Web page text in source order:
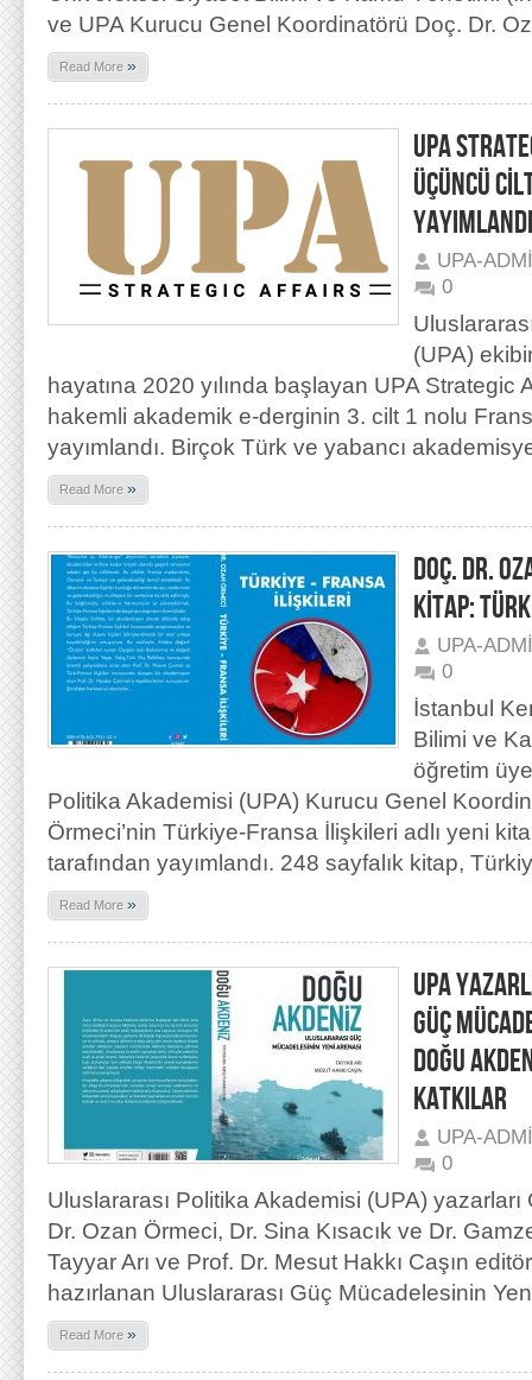
ve UPA Kurucu Genel Koordinatörü Doç. Dr.
Read More »
UPA
ÜÇÜNCÜ
YAYIMLANDI
UPA-
0
(UPA)
hayatına 2020 yılında başlayan UPA Strategic
hakemli akademik e-derginin 3. cilt 1 nolu
yayımlandı. Birçok Türk ve yabancı
Read More »
DOÇ. DR.
KİTAP:
UPA-
0
İstanbul
Bilimi ve
öğretim
Politika Akademisi (UPA) Kurucu Genel
Örmeci’nin Türkiye-Fransa İlişkileri adlı yeni
tarafından yayımlandı. 248 sayfalık kitap,
Read More »
UPA
GÜÇ
DOĞU
KATKILAR
UPA-
0
Uluslararası Politika Akademisi (UPA)
Dr. Ozan Örmeci, Dr. Sina Kısacık ve Dr.
Tayyar Arı ve Prof. Dr. Mesut Hakkı Caşın
hazırlanan Uluslararası Güç Mücadelesinin
Read More »